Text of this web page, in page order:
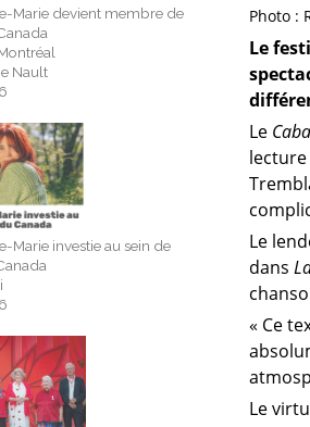
Marie devient membre de
Nault
Marie investie au sein de
Photo :
Le
Le
Le
dans
« Ce
Le